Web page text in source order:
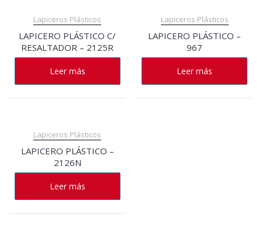
Lapiceros Plásticos
LAPICERO PLÁSTICO C/
RESALTADOR – 2125R
Leer más
Lapiceros Plásticos
LAPICERO PLÁSTICO –
967
Leer más
Lapiceros Plásticos
LAPICERO PLÁSTICO –
2126N
Leer más